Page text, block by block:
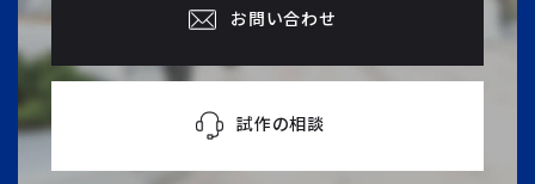
お問い合わせ
試作の相談